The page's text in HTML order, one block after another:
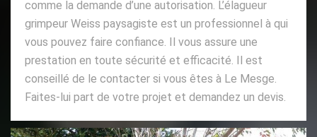
comme la demande d’une autorisation. L’élagueur
grimpeur Weiss paysagiste est un professionnel à qui
vous pouvez faire confiance. Il vous assure une
prestation en toute sécurité et efficacité. Il est
conseillé de le contacter si vous êtes à Le Mesge.
Faites-lui part de votre projet et demandez un devis.